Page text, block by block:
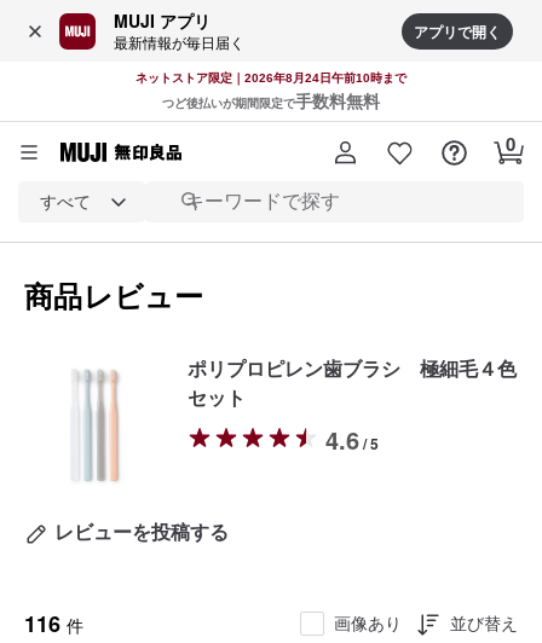
MUJI アプリ
最新情報が毎日届く アプリで開く
ネットストア限定｜2026年8月24日午前10時まで
つど後払いが期間限定で手数料無料
すべて
商品レビュー
ポリプロピレン歯ブラシ 極細毛４色
セット
4.6/ 5
レビューを投稿する
116 件 画像あり 並び替え